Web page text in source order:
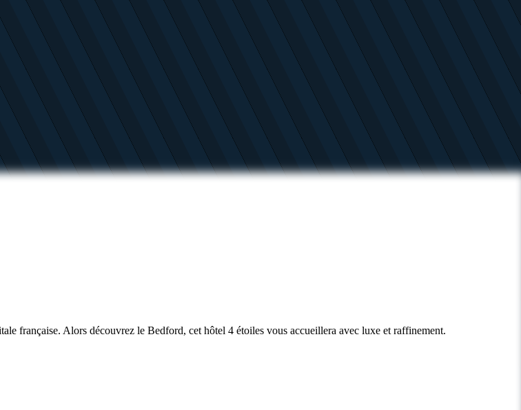
française. Alors découvrez le Bedford, cet hôtel 4 étoiles vous accueillera avec luxe et raffinement.